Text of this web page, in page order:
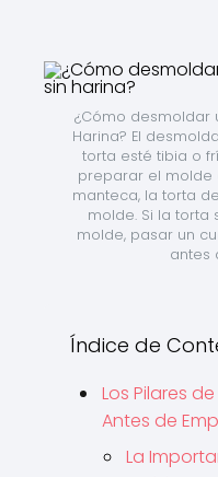
¿Cómo desmoldar
Harina? El
torta esté tibia o
preparar el molde
manteca, la torta
molde. Si la
molde, pasar un
antes
Índice de
Los Pilares
Antes de
La